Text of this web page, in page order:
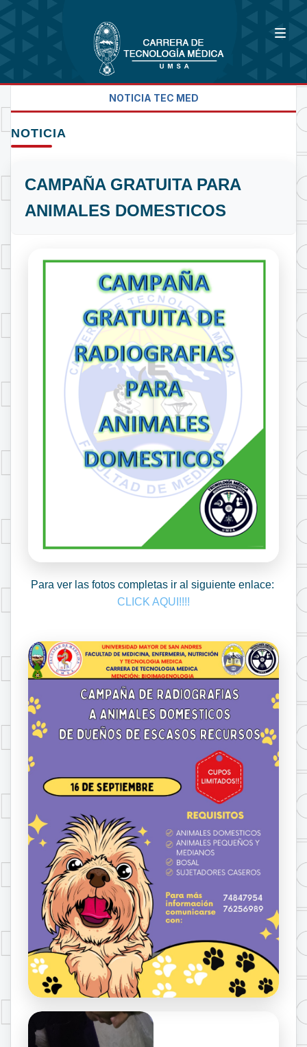
NOTICIA TEC MED
NOTICIA
CAMPAÑA GRATUITA PARA
ANIMALES DOMESTICOS
Para ver las fotos completas ir al siguiente enlace:
CLICK AQUI!!!!